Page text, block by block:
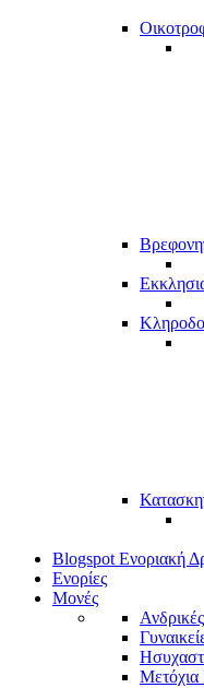
Blogspot Ενοριακή
Ενορίες
Μονές